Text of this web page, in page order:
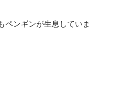
ペンギンが生息していま